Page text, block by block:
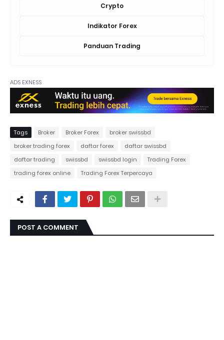
Crypto
Indikator Forex
Panduan Trading
ADS EXNESS
Tags Broker Broker Forex
broker swissbd
broker trading forex
daftar forex
daftar swissbd
daftar trading
swissbd swissbd login
Trading Forex
trading forex online
Trading Forex Terpercaya
POST A COMMENT